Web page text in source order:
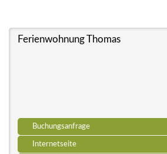
Ferienwohnung Thomas
Buchungsanfrage
Internetseite